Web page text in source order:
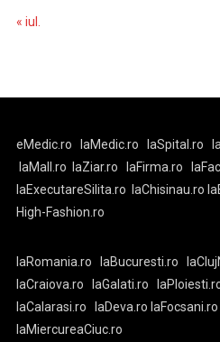
« iul.
eMedic.ro laMedic.ro laSpital.ro
laMall.ro
laZiar.ro laFirma.ro
laExecutareSilita.ro
laChisinau.ro
High-Fashion.ro
laRomania.ro laBucuresti.ro
laCraiova.ro
laGalati.ro
laCalarasi.ro
laDeva.ro laFocsani.ro
laMiercureaCiuc.ro